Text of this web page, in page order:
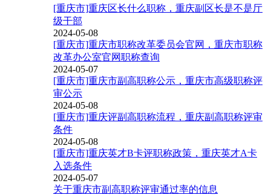
[重庆市]重庆区长什么职称，重庆副区长是不是厅
级干部
2024-05-08
[重庆市]重庆市职称改革委员会官网，重庆市职称
改革办公室官网职称查询
2024-05-07
[重庆市]重庆市副高职称公示，重庆市高级职称评
审公示
2024-05-08
[重庆市]重庆评副高职称流程，重庆副高职称评审
条件
2024-05-08
[重庆市]重庆英才B卡评职称政策，重庆英才A卡
入选条件
2024-05-07
关于重庆市副高职称评审通过率的信息